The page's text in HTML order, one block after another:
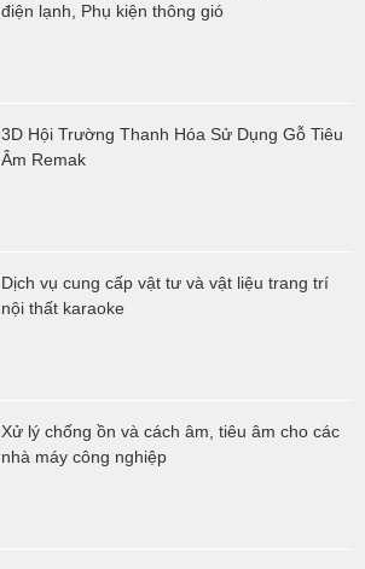
điện lạnh, Phụ kiện thông gió
3D Hội Trường Thanh Hóa Sử Dụng Gỗ Tiêu
Âm Remak
Dịch vụ cung cấp vật tư và vật liệu trang trí
nội thất karaoke
Xử lý chống ồn và cách âm, tiêu âm cho các
nhà máy công nghiệp